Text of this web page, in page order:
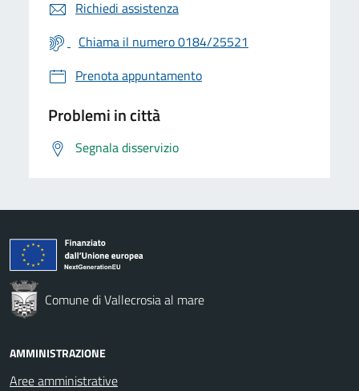
Richiedi assistenza
Chiama il numero 0184/25521
Prenota appuntamento
Problemi in città
Segnala disservizio
Comune di Vallecrosia al mare
AMMINISTRAZIONE
Aree amministrative